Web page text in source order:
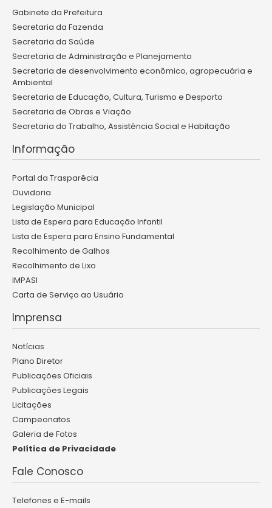
Gabinete da Prefeitura
Secretaria da Fazenda
Secretaria da Saúde
Secretaria de Administração e Planejamento
Secretaria de desenvolvimento econômico, agropecuária e
Ambiental
Secretaria de Educação, Cultura, Turismo e Desporto
Secretaria de Obras e Viação
Secretaria do Trabalho, Assistência Social e Habitação
Informação
Portal da Trasparêcia
Ouvidoria
Legislação Municipal
Lista de Espera para Educação Infantil
Lista de Espera para Ensino Fundamental
Recolhimento de Galhos
Recolhimento de Lixo
IMPASI
Carta de Serviço ao Usuário
Imprensa
Notícias
Plano Diretor
Publicações Oficiais
Publicações Legais
Licitações
Campeonatos
Galeria de Fotos
Política de Privacidade
Fale Conosco
Telefones e E-mails